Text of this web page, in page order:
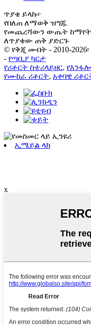
ጥያቄ ይላኩ፦
የበለጠ ለማወቅ ዝግጁ
የመጨረሻውን ውጤት ከማየት
ለጥያቄው ጠቅ ያድርጉ
© የቅጂ መብት - 2010-
- የጣቢያ ካርታ
የሪቶርት ስቴሪላይዘር,
የሙከራ ሪቶርት, አቀባዊ
ኢሜይል ላክ
x